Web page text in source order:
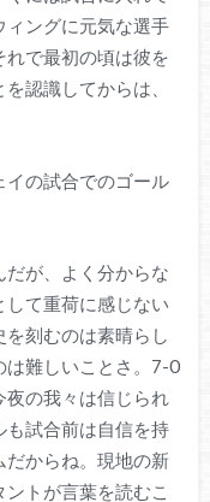
ィングに元気な選手
で最初の頃は彼を
認識してからは、
イの試合でのゴール
だが、よく分からな
て重荷に感じない
刻むのは素晴らし
は難しいことさ。7-0
夜の我々は信じられ
も試合前は自信を持
だからね。現地の新
トが言葉を読むこ